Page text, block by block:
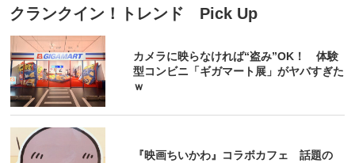
クランクイン！トレンド Pick Up
カメラに映らなければ“盗み”OK！ 体験
型コンビニ「ギガマート展」がヤバすぎた
ｗ
『映画ちいかわ』コラボカフェ 話題の